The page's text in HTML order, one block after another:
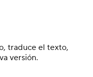
traduce el texto,
versión.